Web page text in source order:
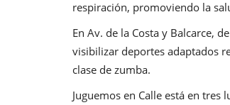
respiración, promoviendo la
En Av. de la Costa y Balcarce,
visibilizar deportes adaptados
clase de zumba.
Juguemos en Calle está en tres